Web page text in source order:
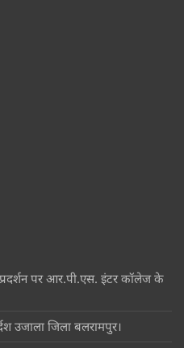
पर आर.पी.एस. इंटर कॉलेज के
उजाला जिला बलरामपुर।